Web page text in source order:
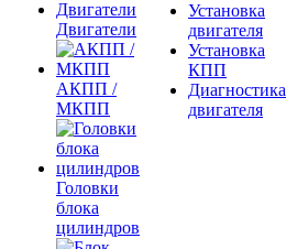
Двигатели
АКПП /
МКПП
Головки
блока
цилиндров
Установка
двигателя
Установка
КПП
Диагностика
двигателя